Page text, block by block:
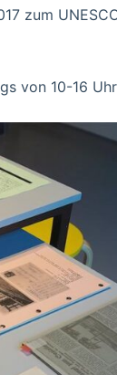
zum
von 10-16